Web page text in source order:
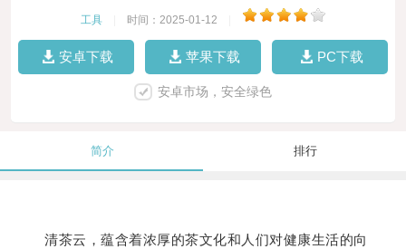
工具 时间：2025-01-12
安卓下载 苹果下载 PC下载
安卓市场，安全绿色
简介 排行
清茶云，蕴含着浓厚的茶文化和人们对健康生活的向